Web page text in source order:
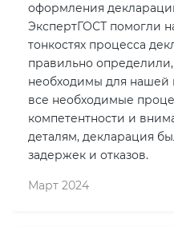
оформления
ЭкспертГОСТ помогли
тонкостях процесса
правильно
необходимы для нашей
все необходимые
компетентности и
деталям, декларация
задержек и отказов.
Март 2024